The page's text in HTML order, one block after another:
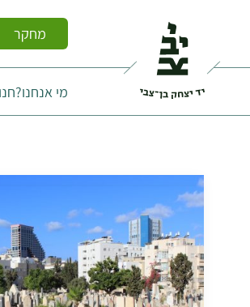
מחקר
מי אנחנו?